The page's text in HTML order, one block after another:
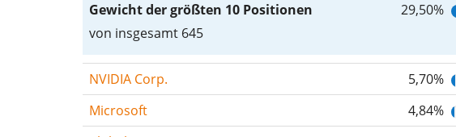
Gewicht der größten 10 Positionen
von insgesamt 645
29,50%
NVIDIA Corp.
5,70%
Microsoft
4,84%